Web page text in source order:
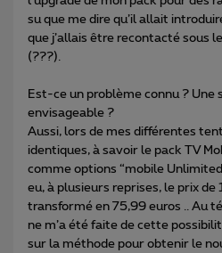
su que me dire qu’il allait
que j’allais être recontacté sous
(???).
Est-ce un problème connu ?
envisageable ?
Aussi, lors de mes différentes
identiques, à savoir le pack TV
comme options “mobile
eu, à plusieurs reprises, le prix
transformé en 75,99 euros .. Au
ne m’a été faite de cette
sur la méthode pour obtenir le